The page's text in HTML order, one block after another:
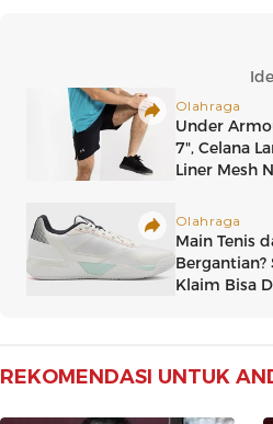
REKOMENDASI UNTUK